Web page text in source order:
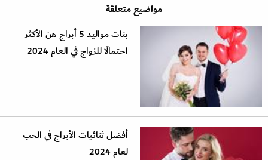
مواضيع متعلقة
بنات مواليد 5 أبراج هن الأكثر
احتمالًا للزواج في العام 2024
أفضل ثنائيات الأبراج في الحب
لعام 2024